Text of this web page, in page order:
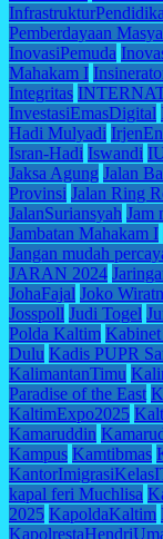
Pemberdayaan
InovasiPemuda
Mahakam I
Integritas
InvestasiEmasDigital
Hadi Mulyadi
Isran-Hadi Iswandi
Jaksa Agung Jalan
Provinsi Jalan Ring
JalanSuriansyah Jam
Jambatan Mahakam I
Jangan mudah
JARAN 2024
JohaFajal Joko
Josspoll Judi Togel
Polda Kaltim
Dulu Kadis PUPR
KalimantanTimu
Paradise of the East
KaltimExpo2025
Kamaruddin
Kampus Kamtibmas
kapal feri Muchlisa
2025 KapoldaKaltim